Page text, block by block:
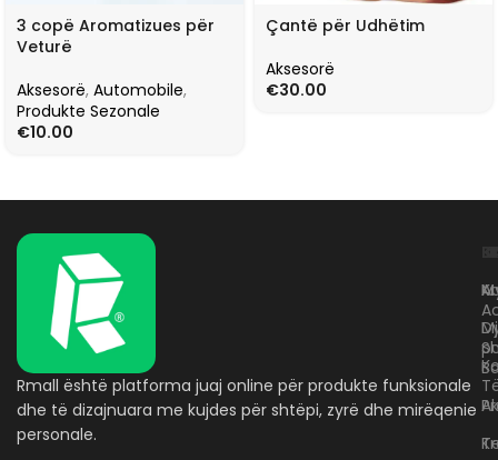
3 copë Aromatizues për
Veturë
Aksesorë, Automobile,
Produkte Sezonale
€10.00
Çantë për Udhëtim
Aksesorë
€30.00
Rmall është platforma juaj online për produkte funksionale
dhe të dizajnuara me kujdes për shtëpi, zyrë dhe mirëqenie
personale.